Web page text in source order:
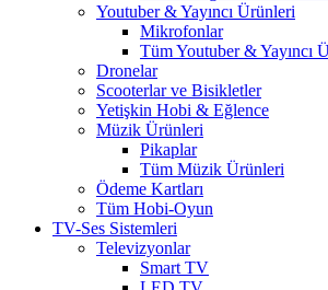
Youtuber & Yayıncı Ürünleri
Mikrofonlar
Tüm Youtuber & Yayıncı
Dronelar
Scooterlar ve Bisikletler
Yetişkin Hobi & Eğlence
Müzik Ürünleri
Pikaplar
Tüm Müzik Ürünleri
Ödeme Kartları
Tüm Hobi-Oyun
TV-Ses Sistemleri
Televizyonlar
Smart TV